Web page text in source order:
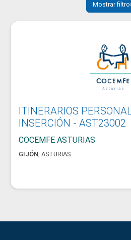
Mostrar
ITINERARIOS
INSERCIÓN - AST23002
COCEMFE ASTURIAS
GIJÓN, ASTURIAS